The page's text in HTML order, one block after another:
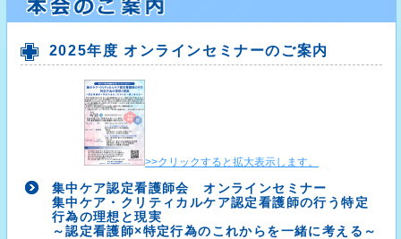
2025年度 オンラインセミナーのご案内
>>クリックすると拡大表示します。
集中ケア認定看護師会 オンラインセミナー
集中ケア・クリティカルケア認定看護師の行う特定
行為の理想と現実
～認定看護師×特定行為のこれからを一緒に考える～